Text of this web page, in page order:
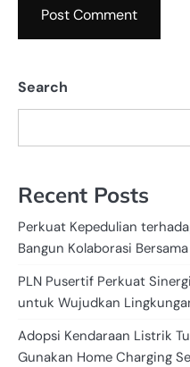
Search
Recent Posts
Perkuat Kepedulian
Bangun Kolaborasi
PLN Pusertif Perkuat
untuk Wujudkan
Adopsi Kendaraan Listrik
Gunakan Home Charging